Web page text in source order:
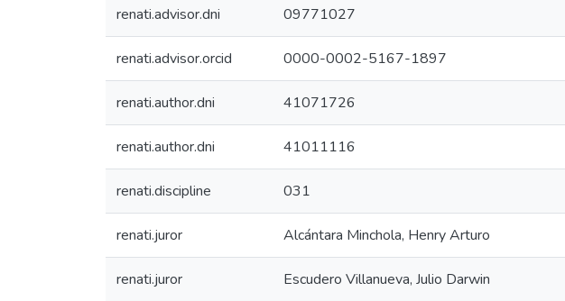
renati.advisor.dni 09771027
renati.advisor.orcid 0000-0002-5167-1897
renati.author.dni 41071726
renati.author.dni 41011116
renati.discipline 031
renati.juror Alcántara Minchola, Henry Arturo
renati.juror Escudero Villanueva, Julio Darwin